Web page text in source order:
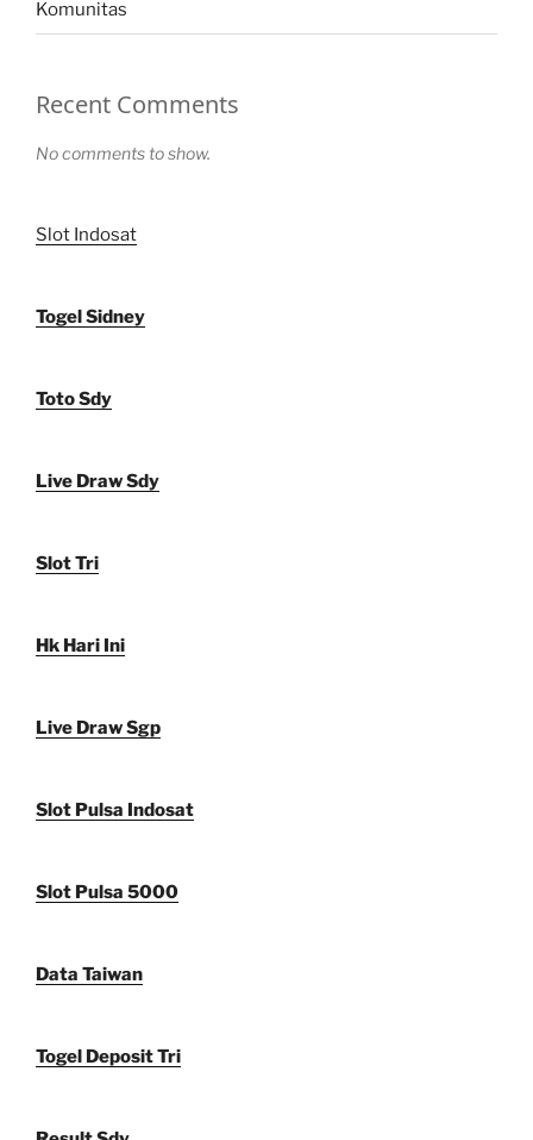
Komunitas
Recent Comments
No comments to show.
Slot Indosat
Togel Sidney
Toto Sdy
Live Draw Sdy
Slot Tri
Hk Hari Ini
Live Draw Sgp
Slot Pulsa Indosat
Slot Pulsa 5000
Data Taiwan
Togel Deposit Tri